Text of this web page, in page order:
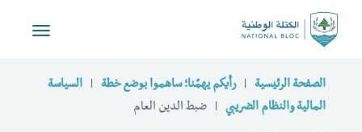
Toggle
الصفحة الرئيسية رأيكم يهمّنا؛ ساهموا بوضع خطة
السياسة
المالية والنظام الضريبي
ضبط الدين العام